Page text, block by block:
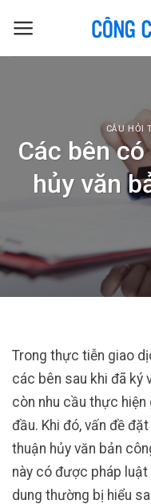
CÂU HỎI
Các bên
hủy văn
Trong thực tiễn giao
các bên sau khi đã ký
còn nhu cầu thực
đầu. Khi đó, vấn đề
thuận hủy văn bản
này có được pháp luật
dung thường bị hiểu